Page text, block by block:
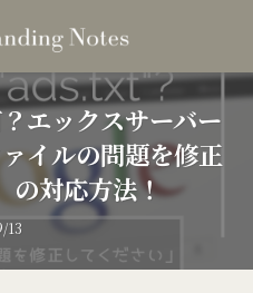
エックスサーバー
イルの問題を修正
の対応方法！
13